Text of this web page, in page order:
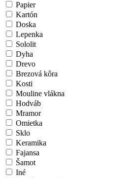
Papier
Kartón
Doska
Lepenka
Sololit
Dyha
Drevo
Brezová kôra
Kosti
Mouline vlákna
Hodváb
Mramor
Omietka
Sklo
Keramika
Fajansa
Šamot
Iné